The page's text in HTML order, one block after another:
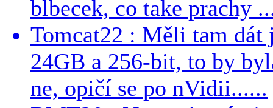
blbecek, co take prachy
Tomcat22 : Měli tam dát
24GB a 256-bit, to by
ne, opičí se po nVidii......